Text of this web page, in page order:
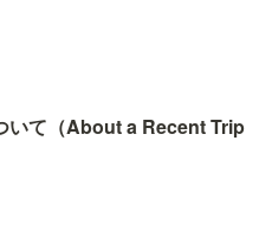
いて（About a Recent Trip